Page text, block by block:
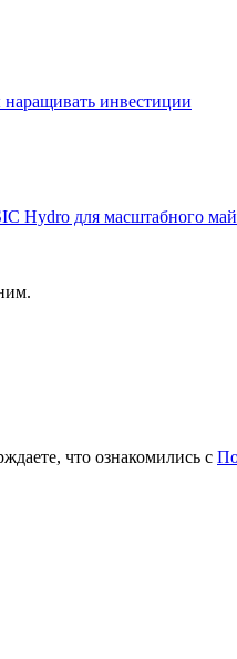
инвестиции
Hydro для масштабного
что ознакомились с